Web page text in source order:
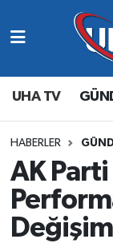
UHA TV
HABERLER
AK
Abone Ol
Gündem
Ekonomi
Magazin
Siyaset
Nöbetçi
Hava
Namaz
Trafik
Süper Lig